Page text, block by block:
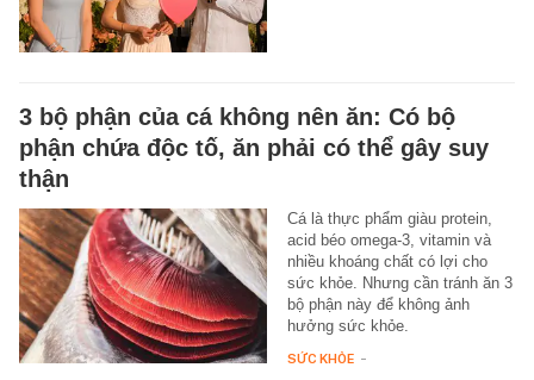
3 bộ phận của cá không nên ăn: Có bộ
phận chứa độc tố, ăn phải có thể gây suy
thận
Cá là thực phẩm giàu protein,
acid béo omega-3, vitamin và
nhiều khoáng chất có lợi cho
sức khỏe. Nhưng cần tránh ăn 3
bộ phận này để không ảnh
hưởng sức khỏe.
SỨC KHỎE -